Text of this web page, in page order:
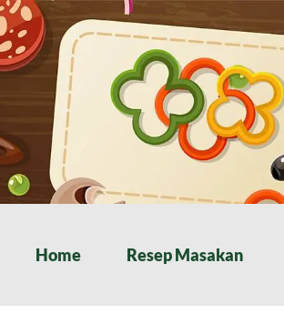
Home Resep Masakan